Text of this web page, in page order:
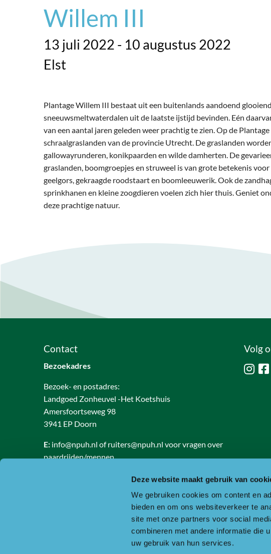
Deze website maakt gebruik van
We gebruiken cookies om content en
bieden en om ons websiteverkeer te
site met onze partners voor social
combineren met andere informatie die
uw gebruik van hun services.
Willem III
13 juli 2022 - 10 augustus 2022
Elst
Plantage Willem III bestaat uit een buitenlands aandoend
sneeuwsmeltwaterdalen uit de laatste ijstijd bevinden. Eén
van een aantal jaren geleden weer prachtig te zien. Op de
schraalgraslanden van de provincie Utrecht. De graslanden
gallowayrunderen, konikpaarden en wilde damherten. De
graslanden, boomgroepjes en struweel is van grote betekenis
geelgors, gekraagde roodstaart en boomleeuwerik. Ook de
sprinkhanen en kleine zoogdieren voelen zich hier thuis. Geniet
deze prachtige natuur.
Contact
Bezoekadres
Bezoek- en postadres:
Landgoed Zonheuvel -Het Koetshuis
Amersfoortseweg 98
3941 EP Doorn
E: info@npuh.nl of ruiters@npuh.nl voor vragen over
paardrijden/mennen
RSIN nummer: 818889986
BTW nummer: 8188 89 986 B01
Of ga naar de contactpagina.
Volg